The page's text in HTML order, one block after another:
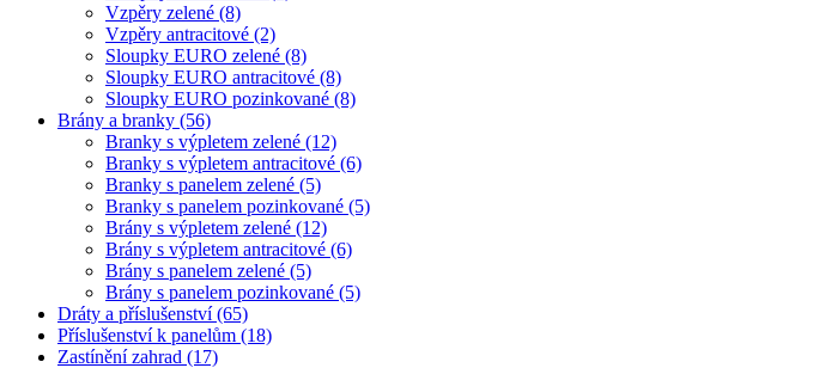
Vzpěry zelené (8)
Vzpěry antracitové (2)
Sloupky EURO zelené (8)
Sloupky EURO antracitové (8)
Sloupky EURO pozinkované (8)
Brány a branky (56)
Branky s výpletem zelené (12)
Branky s výpletem antracitové (6)
Branky s panelem zelené (5)
Branky s panelem pozinkované (5)
Brány s výpletem zelené (12)
Brány s výpletem antracitové (6)
Brány s panelem zelené (5)
Brány s panelem pozinkované (5)
Dráty a příslušenství(65)
Příslušenství k panelům (18)
Zastínění zahrad (17)